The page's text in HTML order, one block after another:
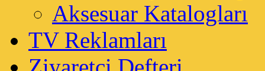
Aksesuar Katalogları
TV Reklamları